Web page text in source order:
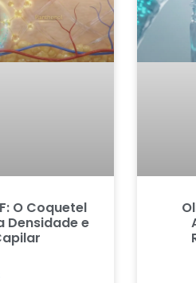
O Coquetel
Densidade e